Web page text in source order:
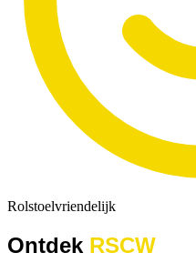
Rolstoelvriendelijk
Ontdek RSCW